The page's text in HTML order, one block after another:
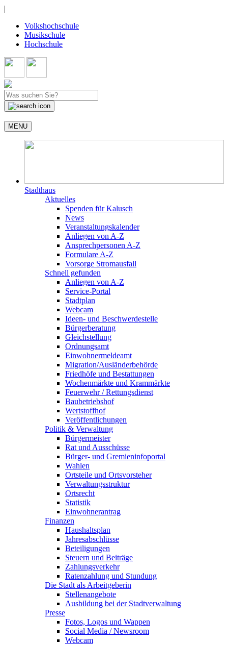
|
Volkshochschule
Musikschule
Hochschule
MENU
Stadthaus
Aktuelles
Spenden für Kalusch
News
Veranstaltungskalender
Anliegen von A-Z
Ansprechpersonen A-Z
Formulare A-Z
Vorsorge Stromausfall
Schnell gefunden
Anliegen von A-Z
Service-Portal
Stadtplan
Webcam
Ideen- und Beschwerdestelle
Bürgerberatung
Gleichstellung
Ordnungsamt
Einwohnermeldeamt
Migration/Ausländerbehörde
Friedhöfe und Bestattungen
Wochenmärkte und Krammärkte
Feuerwehr / Rettungsdienst
Baubetriebshof
Wertstoffhof
Veröffentlichungen
Politik & Verwaltung
Bürgermeister
Rat und Ausschüsse
Bürger- und Gremieninfoportal
Wahlen
Ortsteile und Ortsvorsteher
Verwaltungsstruktur
Ortsrecht
Statistik
Einwohnerantrag
Finanzen
Haushaltsplan
Jahresabschlüsse
Beteiligungen
Steuern und Beiträge
Zahlungsverkehr
Ratenzahlung und Stundung
Die Stadt als Arbeitgeberin
Stellenangebote
Ausbildung bei der Stadtverwaltung
Presse
Fotos, Logos und Wappen
Social Media / Newsroom
Webcam